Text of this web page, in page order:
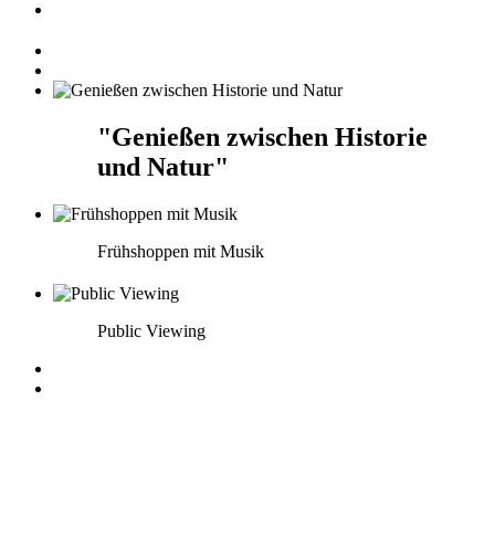
"Genießen zwischen Historie
und Natur"
Frühshoppen mit Musik
Public Viewing